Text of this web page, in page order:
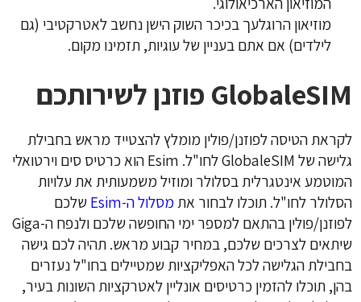
מוזיאון הרוגלעך בכיכר השוק הישן נחשב לאטרקטיבי (גם
לילדים) אם אתם בעניין של עוגיות, תזמינו מקום.
GlobaleSIM פוזנן לשירותכם
לקראת הטיסה לפוזנן/פולין מומלץ להצטייד מראש בחבילת
גלישה של GlobaleSIM לחו"ל. Esim הוא כרטיס סים וירטואלי
המוטמע אינטגרלית בסלולר ומוזיל משמעותית את עלויות
הסלולר לחו"ל. תוכלו לבחור אתמסלול ה-Esim
שלכם
לפוזנן/פולין בהתאם למספר ימי החופשה שלכם ולנפח ה-Giga
שיתאים לצרכים שלכם, במחיר קבוע מראש. תהיה לכם גישה
בחבילת הגלישה לכל האפליקציות שמטיילים בחו"ל נעזרים
בהן, תוכלו להזמין כרטיסים אונליין לאטרקציות השונות בעיר,